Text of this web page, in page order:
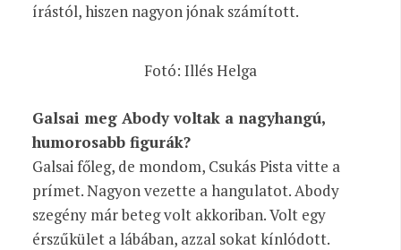
írástól, hiszen nagyon jónak számított.
Fotó: Illés Helga
Galsai meg Abody voltak a nagyhangú,
humorosabb figurák?
Galsai főleg, de mondom, Csukás Pista vitte a
prímet. Nagyon vezette a hangulatot. Abody
szegény már beteg volt akkoriban. Volt egy
érszűkület a lábában, azzal sokat kínlódott.